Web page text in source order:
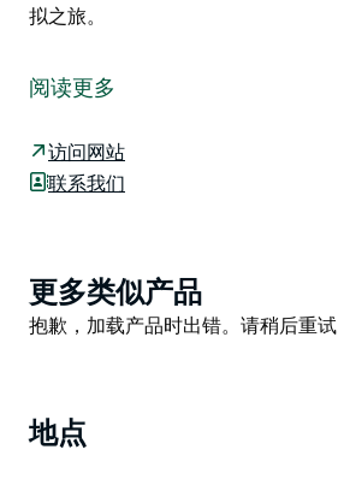
拟之旅。
可以饱览澳大利亚最壮丽的景观之
遗产地的绝美景色。
从卡南格拉墙停车场出发，沿着一条
分钟即可到达这个没有围栏的观景台
别忘了抬头看看；如果您将目光投向
翔的楔尾鹰。通往观景台的小径上有
鼩，一种体型娇小、外形似啮齿动物
阅读更多
访问网站
联系我们
Product
List
更多类似产品
Product
抱歉，加载产品时出错。请稍后重试
地点